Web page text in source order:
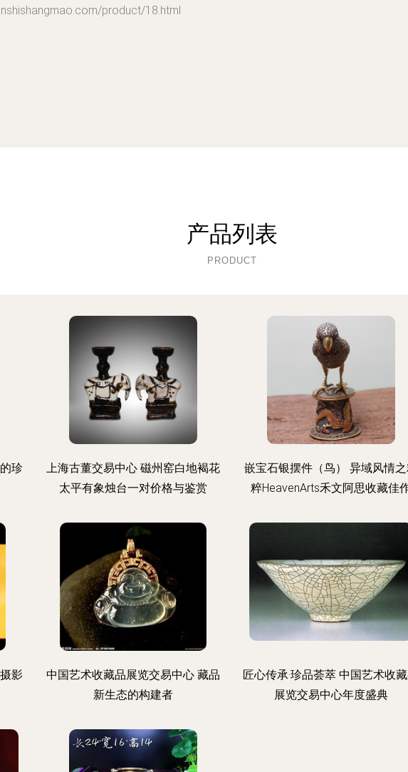
product/18.html
产品列表
PRODUCT
珍
上海古董交易中心 磁州窑白地褐花
太平有象烛台一对价格与鉴赏
嵌宝石银摆件（鸟） 异域风情
粹HeavenArts禾文阿思收藏佳
影
中国艺术收藏品展览交易中心 藏品
新生态的构建者
匠心传承·珍品荟萃 中国艺术收
展览交易中心年度盛典